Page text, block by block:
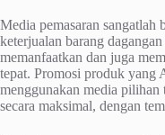
Media pemasaran sangatlah
keterjualan barang
memanfaatkan dan juga
tepat. Promosi produk yang
menggunakan media pilihan
secara maksimal, dengan